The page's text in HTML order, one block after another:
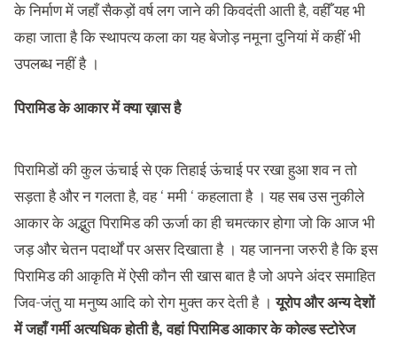
के निर्माण में जहाँ सैकड़ों वर्ष लग जाने की किवदंती आती है, वहीँ यह भी
कहा जाता है कि स्थापत्य कला का यह बेजोड़ नमूना दुनियां में कहीं भी
उपलब्ध नहीं है ।
पिरामिड के आकार में क्या ख़ास है
पिरामिडों की कुल ऊंचाई से एक तिहाई ऊंचाई पर रखा हुआ शव न तो
सड़ता है और न गलता है, वह ‘ ममी ‘ कहलाता है । यह सब उस नुकीले
आकार के अद्भुत पिरामिड की ऊर्जा का ही चमत्कार होगा जो कि आज भी
जड़ और चेतन पदार्थों पर असर दिखाता है । यह जानना जरुरी है कि इस
पिरामिड की आकृति में ऐसी कौन सी खास बात है जो अपने अंदर समाहित
जिव-जंतु या मनुष्य आदि को रोग मुक्त कर देती है ।यूरोप और अन्य देशों
में जहाँ गर्मी अत्यधिक होती है,वहां पिरामिड आकार के कोल्ड स्टोरेज